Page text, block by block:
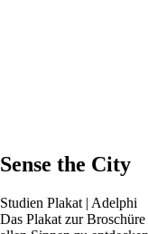
Sense the City
Studien Plakat | Adelphi
Das Plakat zur